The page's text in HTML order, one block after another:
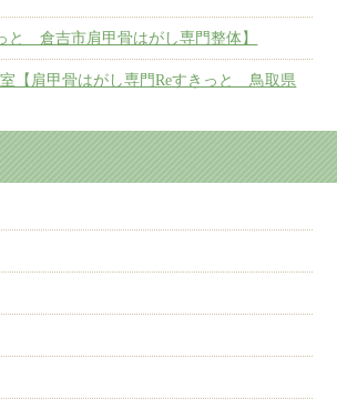
と 倉吉市肩甲骨はがし専門整体】
【肩甲骨はがし専門Reすきっと 鳥取県